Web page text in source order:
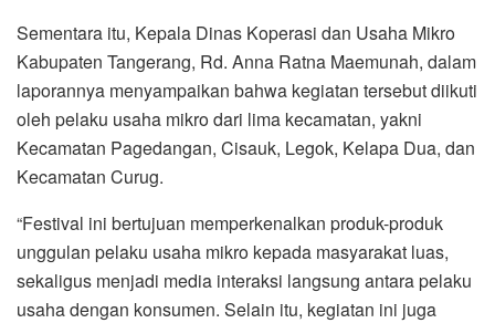
Sementara itu, Kepala Dinas Koperasi dan Usaha Mikro
Kabupaten Tangerang, Rd. Anna Ratna Maemunah, dalam
laporannya menyampaikan bahwa kegiatan tersebut diikuti
oleh pelaku usaha mikro dari lima kecamatan, yakni
Kecamatan Pagedangan, Cisauk, Legok, Kelapa Dua, dan
Kecamatan Curug.
“Festival ini bertujuan memperkenalkan produk-produk
unggulan pelaku usaha mikro kepada masyarakat luas,
sekaligus menjadi media interaksi langsung antara pelaku
usaha dengan konsumen. Selain itu, kegiatan ini juga